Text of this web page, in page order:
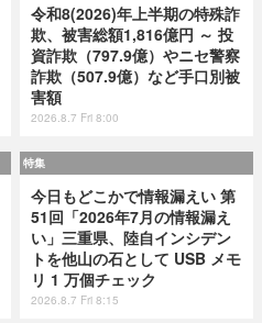
令和8(2026)年上半期の特殊詐
欺、被害総額1,816億円 ～ 投
資詐欺（797.9億）やニセ警察
詐欺（507.9億）など手口別被
害額
2026.8.7 Fri 8:00
特集
今日もどこかで情報漏えい 第
51回「2026年7月の情報漏え
い」三重県、陸自インシデン
トを他山の石として USB メモ
リ 1 万個チェック
2026.8.7 Fri 8:15